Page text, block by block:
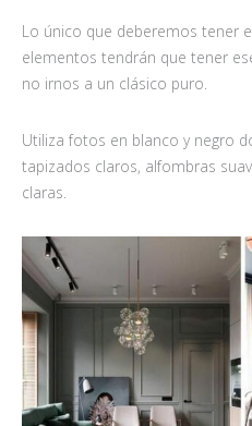
Lo único que deberemos tener
elementos tendrán que tener
no irnos a un clásico puro.
Utiliza fotos en blanco y negro
tapizados claros, alfombras
claras.